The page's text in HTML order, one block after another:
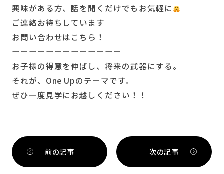
興味がある方、話を聞くだけでもお気軽に
ご連絡お待ちしています
お問い合わせはこちら！
ーーーーーーーーーーーーー
お子様の得意を伸ばし、将来の武器にする。
それが、One Upのテーマです。
ぜひ一度見学にお越しください！！
前の記事 次の記事